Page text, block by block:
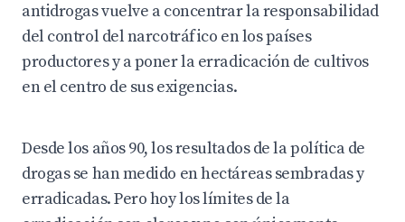
antidrogas vuelve a concentrar la responsabilidad
del control del narcotráfico en los países
productores y a poner la erradicación de cultivos
en el centro de sus exigencias.
Desde los años 90, los resultados de la política de
drogas se han medido en hectáreas sembradas y
erradicadas. Pero hoy los límites de la